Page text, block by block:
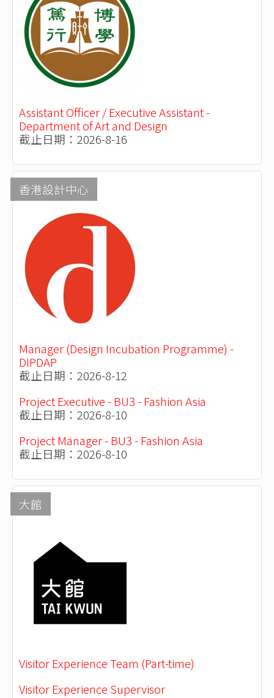
Assistant Officer / Executive Assistant -
Department of Art and Design
截止日期：2026-8-16
香港設計中心
Manager (Design Incubation Programme) -
DIPDAP
截止日期：2026-8-12
Project Executive - BU3 - Fashion Asia
截止日期：2026-8-10
Project Manager - BU3 - Fashion Asia
截止日期：2026-8-10
大館
Visitor Experience Team (Part-time)
Visitor Experience Supervisor